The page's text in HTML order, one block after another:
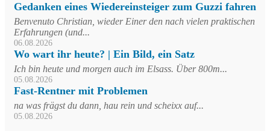
Gedanken eines Wiedereinsteiger zum Guzzi fahren
Benvenuto Christian, wieder Einer den nach vielen praktischen
Erfahrungen (und...
06.08.2026
Wo wart ihr heute? | Ein Bild, ein Satz
Ich bin heute und morgen auch im Elsass. Über 800m...
05.08.2026
Fast-Rentner mit Problemen
na was frägst du dann, hau rein und scheixx auf...
05.08.2026